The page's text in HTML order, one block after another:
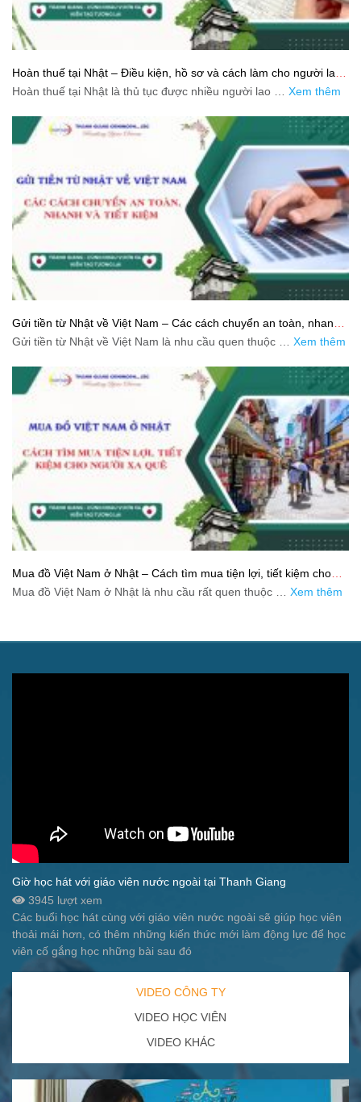
Hoàn thuế tại Nhật – Điều kiện, hồ sơ và cách làm cho người lao
động
Hoàn thuế tại Nhật là thủ tục được nhiều người lao … Xem thêm
Gửi tiền từ Nhật về Việt Nam – Các cách chuyển an toàn, nhanh
và tiết kiệm
Gửi tiền từ Nhật về Việt Nam là nhu cầu quen thuộc … Xem thêm
Mua đồ Việt Nam ở Nhật – Cách tìm mua tiện lợi, tiết kiệm cho
người xa quê
Mua đồ Việt Nam ở Nhật là nhu cầu rất quen thuộc … Xem thêm
Giờ học hát với giáo viên nước ngoài tại Thanh Giang
3945 lượt xem
Các buổi học hát cùng với giáo viên nước ngoài sẽ giúp học viên
thoải mái hơn, có thêm những kiến thức mới làm động lực để học
viên cố gắng học những bài sau đó
VIDEO CÔNG TY
VIDEO HỌC VIÊN
VIDEO KHÁC